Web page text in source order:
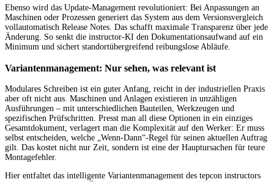
Ebenso wird das Update-Management revolutioniert: Bei Anpassungen an
Maschinen oder Prozessen generiert das System aus dem Versionsvergleich
vollautomatisch Release Notes. Das schafft maximale Transparenz über jede
Änderung. So senkt die instructor-KI den Dokumentationsaufwand auf ein
Minimum und sichert standortübergreifend reibungslose Abläufe.
Variantenmanagement: Nur sehen, was relevant ist
Modulares Schreiben ist ein guter Anfang, reicht in der industriellen Praxis
aber oft nicht aus. Maschinen und Anlagen existieren in unzähligen
Ausführungen – mit unterschiedlichen Bauteilen, Werkzeugen und
spezifischen Prüfschritten. Presst man all diese Optionen in ein einziges
Gesamtdokument, verlagert man die Komplexität auf den Werker: Er muss
selbst entscheiden, welche „Wenn-Dann“-Regel für seinen aktuellen Auftrag
gilt. Das kostet nicht nur Zeit, sondern ist eine der Hauptursachen für teure
Montagefehler.
Hier entfaltet das intelligente Variantenmanagement des tepcon instructors